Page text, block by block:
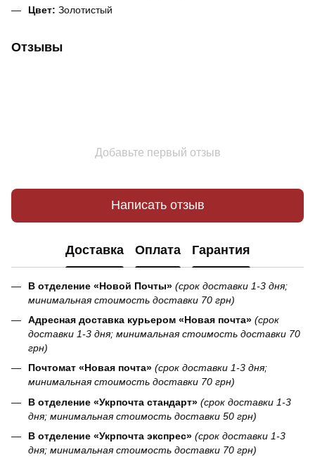
Цвет: Золотистый
Отзывы
Добавьте первый отзыв
Написать отзыв
Доставка Оплата Гарантия
В отделение «Новой Почты» (срок доставки 1-3 дня;
минимальная стоимость доставки 70 грн)
Адресная доставка курьером «Новая почта» (срок
доставки 1-3 дня; минимальная стоимость доставки 70
грн)
Почтомат «Новая почта» (срок доставки 1-3 дня;
минимальная стоимость доставки 70 грн)
В отделение «Укрпочта стандарт» (срок доставки 1-3
дня; минимальная стоимость доставки 50 грн)
В отделение «Укрпочта экспрес» (срок доставки 1-3
дня; минимальная стоимость доставки 70 грн)